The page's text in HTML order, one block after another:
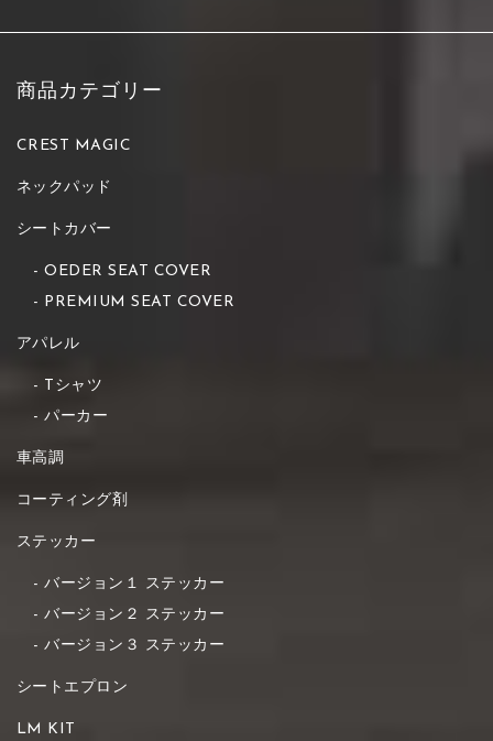
商品カテゴリー
CREST MAGIC
ネックパッド
シートカバー
OEDER SEAT COVER
PREMIUM SEAT COVER
アパレル
Tシャツ
パーカー
車高調
コーティング剤
ステッカー
バージョン１ ステッカー
バージョン２ ステッカー
バージョン３ ステッカー
シートエプロン
LM KIT